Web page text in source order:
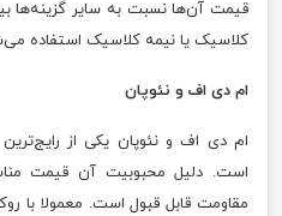
قیمت آن‌ها نسبت به سایر گزینه‌ها
کلاسیک یا نیمه کلاسیک استفاده
ام دی اف و نئوپان
ام دی اف و نئوپان یکی از
است. دلیل محبوبیت آن قیمت
مقاومت قابل قبول است. معمولا با